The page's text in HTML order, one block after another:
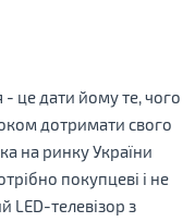
- це дати йому те, чого
дотримати свого
на ринку України
покупцеві і не
LED-телевізор з